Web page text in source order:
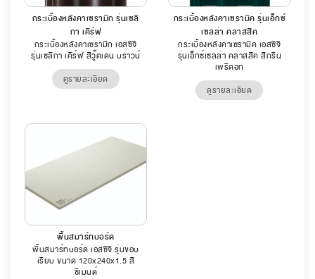
กระเบื้องหลังคาเซรามิก รุ่นเซลิ
กา เคิร์ฟ
กระเบื้องหลังคาเซรามิก เอสซีจี
รุ่นเซลิกา เคิร์ฟ สีวู๊ดเดน บราวน์
ดูรายละเอียด
กระเบื้องหลังคาเซรามิค รุ่นเอ็กซ์
เซลล่า คลาสสิค
กระเบื้องหลังคาเซรามิค เอสซีจี
รุ่นเอ็กซ์เซลล่า คลาสสิค สีกรีน
เพริดอท
ดูรายละเอียด
พื้นสมาร์ทบอร์ด
พื้นสมาร์ทบอร์ด เอสซีจี รุ่นขอบ
เรียบ ขนาด 120x240x1.5 สี
ซีเมนต์